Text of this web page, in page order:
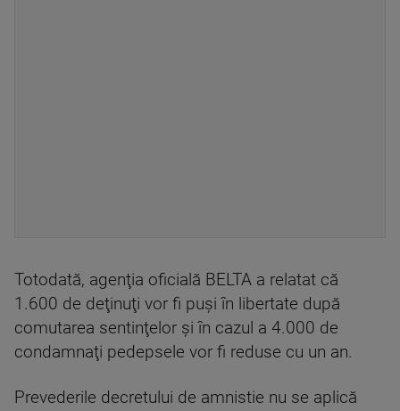
Totodată, agenţia oficială BELTA a relatat că
1.600 de deţinuţi vor fi puşi în libertate după
comutarea sentinţelor şi în cazul a 4.000 de
condamnaţi pedepsele vor fi reduse cu un an.
Prevederile decretului de amnistie nu se aplică